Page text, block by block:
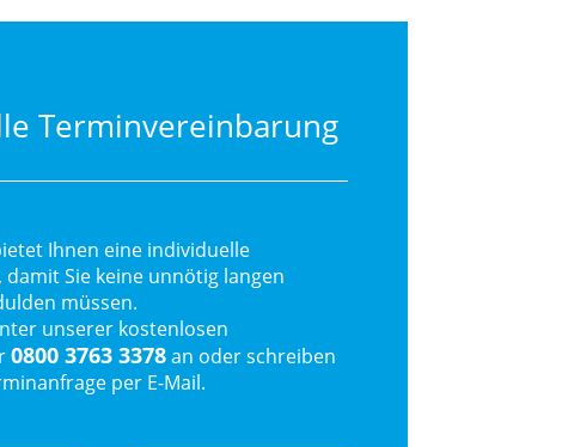
Terminvereinbarung
Ihnen eine individuelle
Sie keine unnötig langen
müssen.
unserer kostenlosen
0800 3763 3378an oder schreiben
per E-Mail.